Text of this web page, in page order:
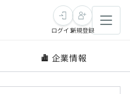
ログイン新規登録
企業情報